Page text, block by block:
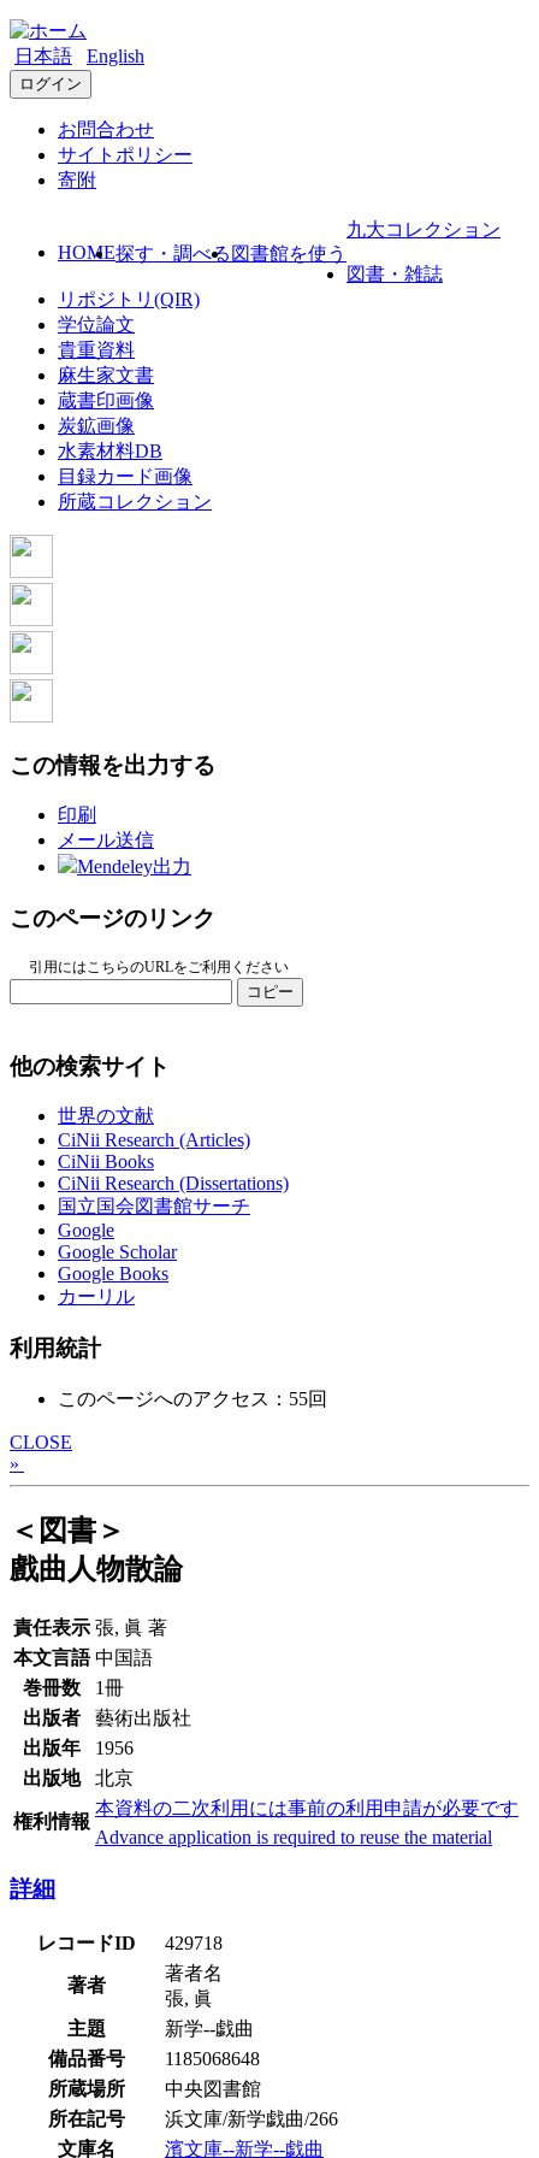
日本語 English
ログイン
お問合わせ
サイトポリシー
寄附
HOME探す・調べる 図書館を使う
九大コレクション
図書・雑誌
リポジトリ(QIR)
学位論文
貴重資料
麻生家文書
蔵書印画像
炭鉱画像
水素材料DB
目録カード画像
所蔵コレクション
この情報を出力する
印刷
メール送信
Mendeley出力
このページのリンク
引用にはこちらのURLをご利用ください
コピー
他の検索サイト
世界の文献
CiNii Research (Articles)
CiNii Books
CiNii Research (Dissertations)
国立国会図書館サーチ
Google
Google Scholar
Google Books
カーリル
利用統計
このページへのアクセス：55回
CLOSE
»
＜図書＞
戲曲人物散論
責任表示 張, 眞 著
本文言語 中国語
巻冊数
1冊
出版者
藝術出版社
出版年
1956
出版地
北京
権利情報
本資料の二次利用には事前の利用申請が必要です
Advance application is required to reuse the material
詳細
レコードID 429718
著者
著者名
張, 眞
主題
新学--戯曲
備品番号
1185068648
所蔵場所
中央図書館
所在記号
浜文庫/新学戯曲/266
文庫名
濱文庫--新学--戯曲